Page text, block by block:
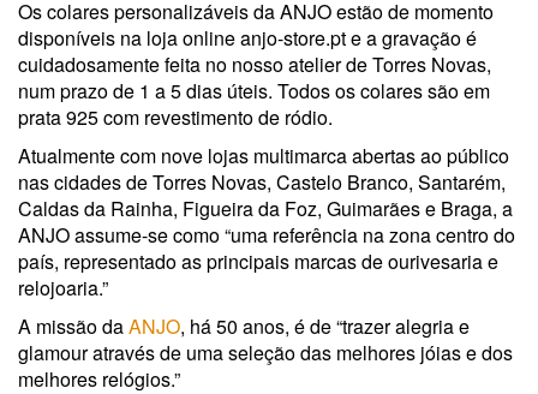
Os colares personalizáveis da ANJO estão de momento
disponíveis na loja online anjo-store.pt e a gravação é
cuidadosamente feita no nosso atelier de Torres Novas,
num prazo de 1 a 5 dias úteis. Todos os colares são em
prata 925 com revestimento de ródio.
Atualmente com nove lojas multimarca abertas ao público
nas cidades de Torres Novas, Castelo Branco, Santarém,
Caldas da Rainha, Figueira da Foz, Guimarães e Braga, a
ANJO assume-se como “uma referência na zona centro do
país, representado as principais marcas de ourivesaria e
relojoaria.”
A missão daANJO, há 50 anos, é de “trazer alegria e
glamour através de uma seleção das melhores jóias e dos
melhores relógios.”